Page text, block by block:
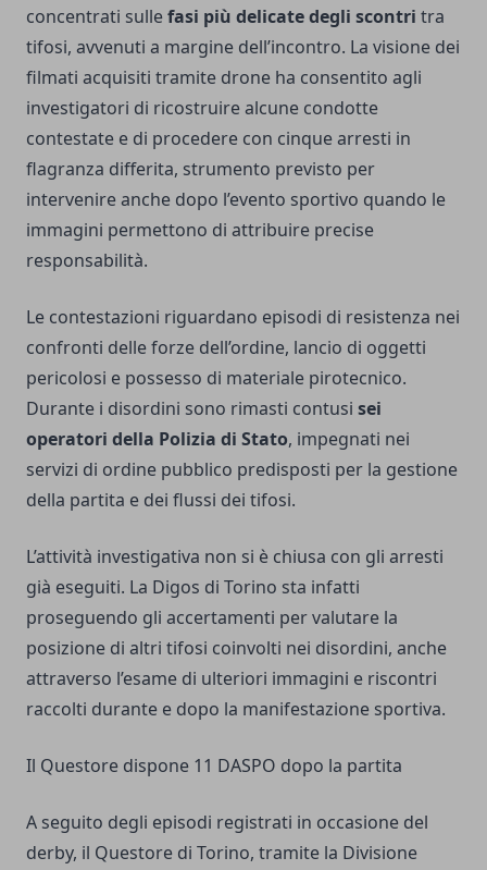
concentrati sullefasi più delicate degli scontri tra
tifosi, avvenuti a margine dell’incontro. La visione dei
filmati acquisiti tramite drone ha consentito agli
investigatori di ricostruire alcune condotte
contestate e di procedere con cinque arresti in
flagranza differita, strumento previsto per
intervenire anche dopo l’evento sportivo quando le
immagini permettono di attribuire precise
responsabilità.
Le contestazioni riguardano episodi di resistenza nei
confronti delle forze dell’ordine, lancio di oggetti
pericolosi e possesso di materiale pirotecnico.
Durante i disordini sono rimasti contusi sei
operatori della Polizia di Stato, impegnati nei
servizi di ordine pubblico predisposti per la gestione
della partita e dei flussi dei tifosi.
L’attività investigativa non si è chiusa con gli arresti
già eseguiti. La Digos di Torino sta infatti
proseguendo gli accertamenti per valutare la
posizione di altri tifosi coinvolti nei disordini, anche
attraverso l’esame di ulteriori immagini e riscontri
raccolti durante e dopo la manifestazione sportiva.
Il Questore dispone 11 DASPO dopo la partita
A seguito degli episodi registrati in occasione del
derby, il Questore di Torino, tramite la Divisione